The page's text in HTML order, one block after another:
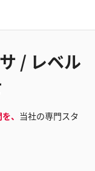
/ レベル
、 当社の専門スタ